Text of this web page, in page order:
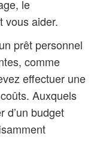
le
vous aider.
prêt personnel
comme
effectuer une
Auxquels
d’un budget